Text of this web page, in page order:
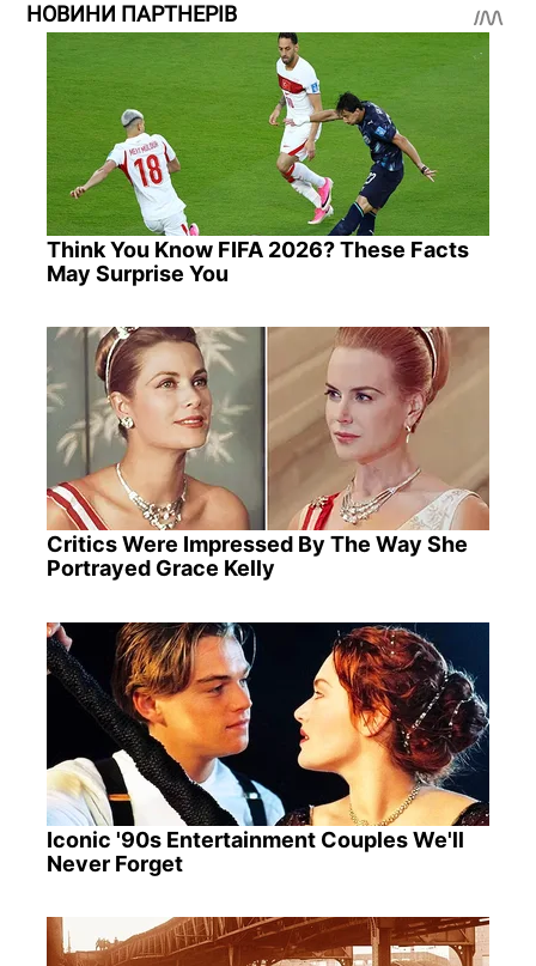
НОВИНИ ПАРТНЕРІВ
Think You Know FIFA 2026? These Facts
May Surprise You
Critics Were Impressed By The Way She
Portrayed Grace Kelly
Iconic '90s Entertainment Couples We'll
Never Forget